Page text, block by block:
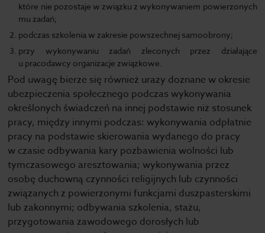
które nie pozostaje w związku z wykonywaniem powierzonych
mu zadań;
podczas szkolenia w zakresie powszechnej samoobrony;
przy wykonywaniu zadań zleconych przez działające
u pracodawcy organizacje związkowe.
Pod uwagę bierze się również urazy doznane w okresie
ubezpieczenia społecznego podczas wykonywania
określonych świadczeń na innej podstawie niż stosunek
pracy, między innymi podczas: wykonywania odpłatnie
pracy na podstawie skierowania wydanego do pracy
w czasie odbywania kary pozbawienia wolności lub
tymczasowego aresztowania; wykonywania przez
osobę duchowną czynności religijnych lub czynności
związanych z powierzonymi funkcjami duszpasterskimi
lub zakonnymi; odbywania szkolenia, stażu,
przygotowania zawodowego dorosłych lub